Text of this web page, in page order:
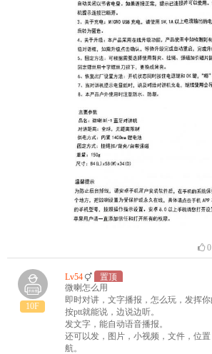
0
10F
Lv54
置顶
微喇怎么用
即时对讲，文字播报，怎么玩，发挥你
按ptt就能说，边说边听。
发文字，能自动语音播报。
还可以发，图片，小视频，文件，位
航。